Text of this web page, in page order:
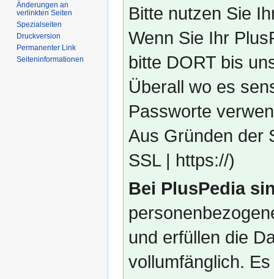
Bitte nutzen Sie
Wenn Sie Ihr
bitte DORT bis
Überall wo es
Passworte
Aus Gründen der
SSL | https://)
Bei PlusPedia
und erfüllen die
vollumfänglich.
Änderungen an
verlinkten Seiten
Spezialseiten
Druckversion
Permanenter Link
Seiten­­informationen